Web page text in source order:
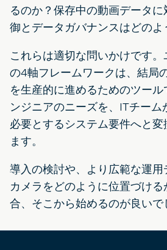
るのか？保存中の動画データに
御とデータガバナンスはどのよ
これらは適切な問いかけです
の4軸フレームワークは、結局
を生産的に進めるためのツー
ンジニアのニーズを、ITチー
必要とするシステム要件へと変
ます。
導入の検討や、より広範な運
カメラをどのように位置づけ
合、そこから始めるのが良いで